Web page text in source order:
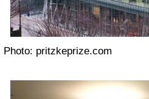
Photo: pritzkeprize.com